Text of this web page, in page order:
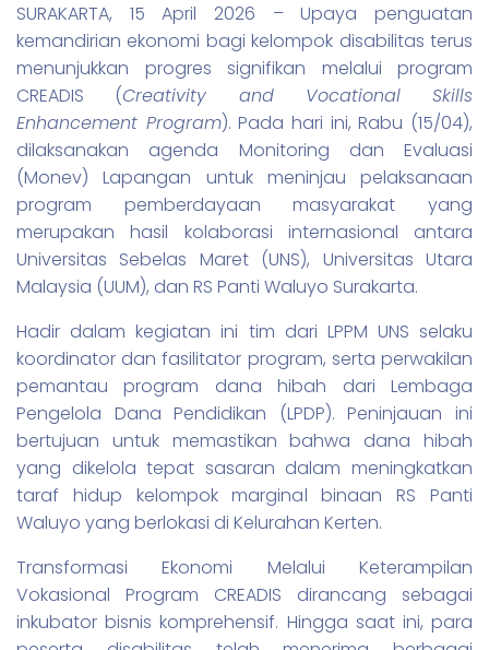
SURAKARTA, 15 April 2026 – Upaya penguatan
kemandirian ekonomi bagi kelompok disabilitas terus
menunjukkan progres signifikan melalui program
CREADIS (Creativity and Vocational Skills
Enhancement Program). Pada hari ini, Rabu (15/04),
dilaksanakan agenda Monitoring dan Evaluasi
(Monev) Lapangan untuk meninjau pelaksanaan
program pemberdayaan masyarakat yang
merupakan hasil kolaborasi internasional antara
Universitas Sebelas Maret (UNS), Universitas Utara
Malaysia (UUM), dan RS Panti Waluyo Surakarta.
Hadir dalam kegiatan ini tim dari LPPM UNS selaku
koordinator dan fasilitator program, serta perwakilan
pemantau program dana hibah dari Lembaga
Pengelola Dana Pendidikan (LPDP). Peninjauan ini
bertujuan untuk memastikan bahwa dana hibah
yang dikelola tepat sasaran dalam meningkatkan
taraf hidup kelompok marginal binaan RS Panti
Waluyo yang berlokasi di Kelurahan Kerten.
Transformasi Ekonomi Melalui Keterampilan
Vokasional Program CREADIS dirancang sebagai
inkubator bisnis komprehensif. Hingga saat ini, para